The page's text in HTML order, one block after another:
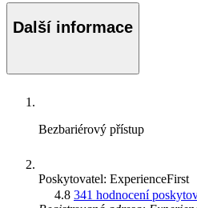
Další informace
Bezbariérový přístup
Poskytovatel: ExperienceFirst
4.8 341 hodnocení